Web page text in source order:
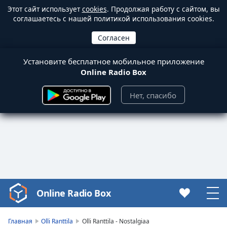
Этот сайт используетcookies. Продолжая работу с сайтом, вы
соглашаетесь с нашей политикой использования cookies.
Установите бесплатное мобильное приложение
Online Radio Box
Нет, спасибо
Video
Player
Online Radio Box
Главная Olli Ranttila Olli Ranttila - Nostalgiaa